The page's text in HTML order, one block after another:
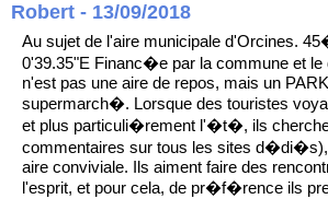
Robert - 13/09/2018
Au sujet de l'aire municipale d'Orcines.
0'39.35"E Financ�e par la commune et
n'est pas une aire de repos, mais un
supermarch�. Lorsque des touristes
et plus particuli�rement l'�t�, ils
commentaires sur tous les sites
aire conviviale. Ils aiment faire des
l'esprit, et pour cela, de pr�f�rence ils